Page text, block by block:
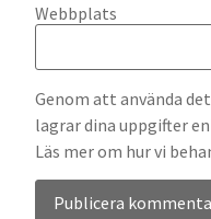
Webbplats
Genom att använda
lagrar dina uppgifter
Läs mer om hur vi